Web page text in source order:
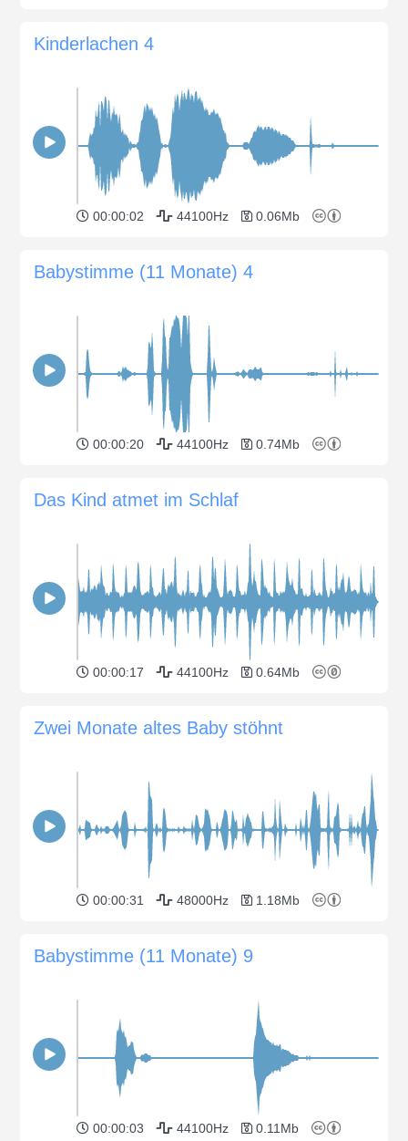
Kinderlachen 4
00:00:02 44100Hz 0.06Mb
Babystimme (11 Monate) 4
00:00:20 44100Hz 0.74Mb
Das Kind atmet im Schlaf
00:00:17 44100Hz 0.64Mb
Zwei Monate altes Baby stöhnt
00:00:31 48000Hz 1.18Mb
Babystimme (11 Monate) 9
00:00:03 44100Hz 0.11Mb